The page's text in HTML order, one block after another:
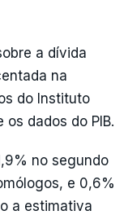
a dívida
na
do Instituto
dados do PIB.
no segundo
e 0,6%
a estimativa